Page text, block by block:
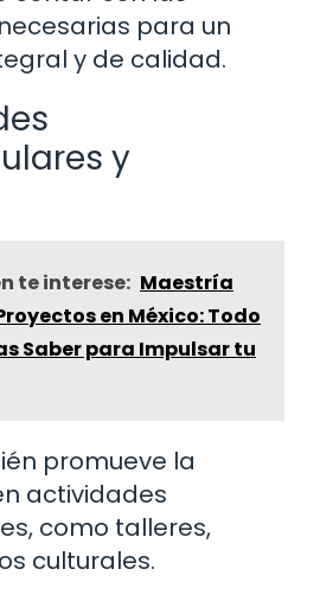
para un
y de calidad.
y
te interese: Maestría
en México: Todo
Saber para Impulsar tu
promueve la
actividades
como talleres,
culturales.